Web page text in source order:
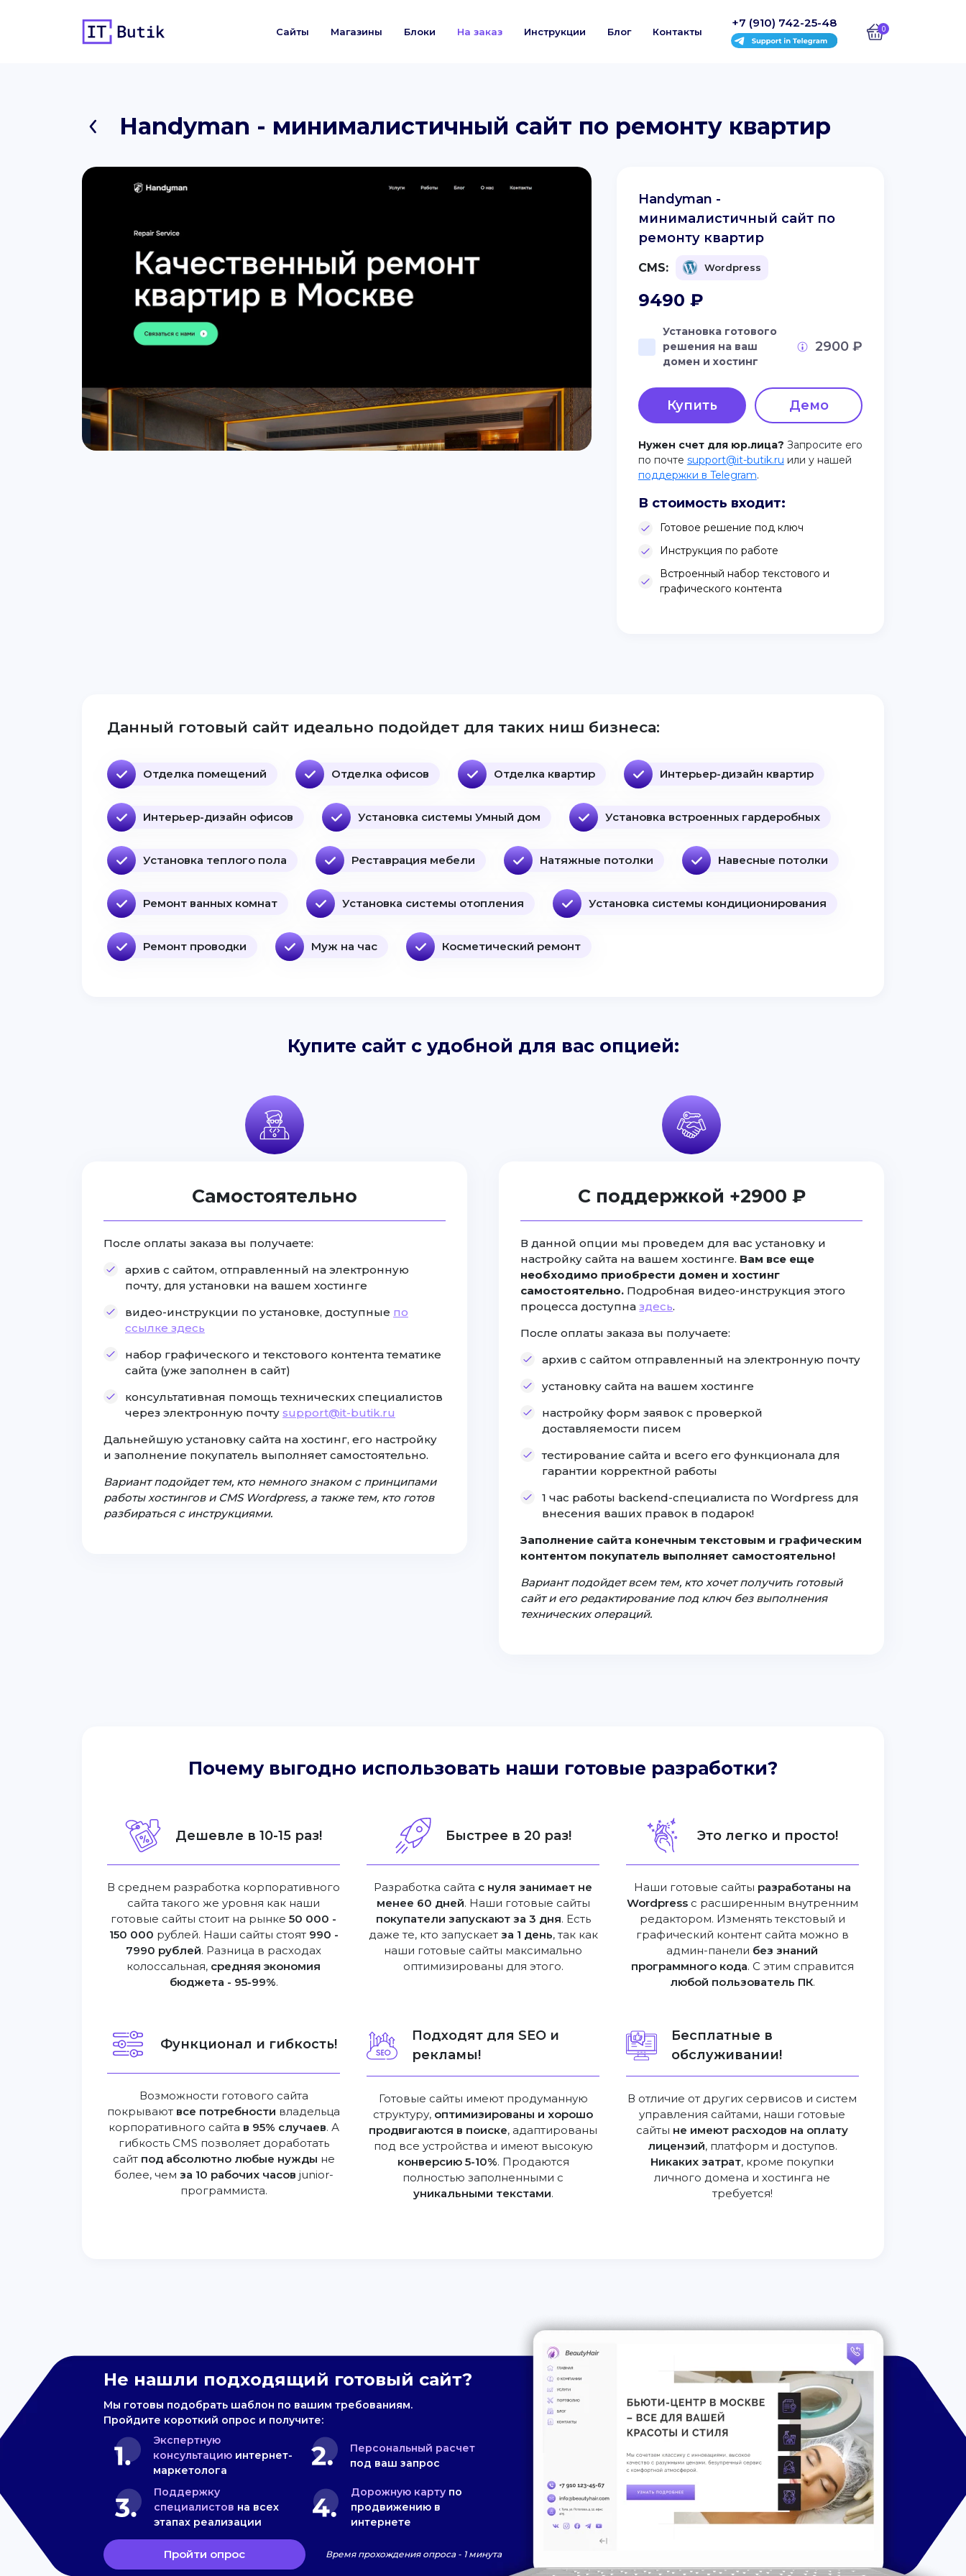
Сайты Магазины Блоки На заказ Инструкции Блог Контакты
+7 (910) 742-25-48 0
Handyman - минималистичный сайт по ремонту квартир
Handyman -
минималистичный сайт по
ремонту квартир
CMS: Wordpress
9490 ₽
Установка готового
решения на ваш
домен и хостинг
2900 ₽
Купить Демо
Нужен счет для юр.лица? Запросите его
по почте support@it-butik.ru или у нашей
поддержки в Telegram.
В стоимость входит:
Готовое решение под ключ
Инструкция по работе
Встроенный набор текстового и
графического контента
Данный готовый сайт идеально подойдет для таких ниш бизнеса:
Отделка помещений Отделка офисов Отделка квартир Интерьер-дизайн квартир
Интерьер-дизайн офисов Установка системы Умный дом Установка встроенных гардеробных
Установка теплого пола Реставрация мебели Натяжные потолки Навесные потолки
Ремонт ванных комнат Установка системы отопления Установка системы кондиционирования
Ремонт проводки Муж на час Косметический ремонт
Купите сайт с удобной для вас опцией:
Самостоятельно
После оплаты заказа вы получаете:
архив с сайтом, отправленный на электронную
почту, для установки на вашем хостинге
видео-инструкции по установке, доступные по
ссылке здесь
набор графического и текстового контента тематике
сайта (уже заполнен в сайт)
консультативная помощь технических специалистов
через электронную почту support@it-butik.ru
Дальнейшую установку сайта на хостинг, его настройку
и заполнение покупатель выполняет самостоятельно.
Вариант подойдет тем, кто немного знаком с принципами
работы хостингов и CMS Wordpress, а также тем, кто готов
разбираться с инструкциями.
С поддержкой +2900 ₽
В данной опции мы проведем для вас установку и
настройку сайта на вашем хостинге. Вам все еще
необходимо приобрести домен и хостинг
самостоятельно. Подробная видео-инструкция этого
процесса доступназдесь.
После оплаты заказа вы получаете:
архив с сайтом отправленный на электронную почту
установку сайта на вашем хостинге
настройку форм заявок с проверкой
доставляемости писем
тестирование сайта и всего его функционала для
гарантии корректной работы
1 час работы backend-специалиста по Wordpress для
внесения ваших правок в подарок!
Заполнение сайта конечным текстовым и графическим
контентом покупатель выполняет самостоятельно!
Вариант подойдет всем тем, кто хочет получить готовый
сайт и его редактирование под ключ без выполнения
технических операций.
Почему выгодно использовать наши готовые разработки?
Дешевле в 10-15 раз!
В среднем разработка корпоративного
сайта такого же уровня как наши
готовые сайты стоит на рынке50 000 -
150 000 рублей. Наши сайты стоят 990 -
7990 рублей. Разница в расходах
колоссальная, средняя экономия
бюджета - 95-99%.
Быстрее в 20 раз!
Разработка сайта с нуля занимает не
менее 60 дней. Наши готовые сайты
покупатели запускают за 3 дня. Есть
даже те, кто запускает за 1 день, так как
наши готовые сайты максимально
оптимизированы для этого.
Это легко и просто!
Наши готовые сайты разработаны на
Wordpressс расширенным внутренним
редактором. Изменять текстовый и
графический контент сайта можно в
админ-панели без знаний
программного кода. С этим справится
любой пользователь ПК.
Функционал и гибкость!
Возможности готового сайта
покрывают все потребности владельца
корпоративного сайта в 95% случаев. А
гибкость CMS позволяет доработать
сайт под абсолютно любые нужды не
более, чем за 10 рабочих часов junior-
программиста.
Подходят для SEO и
рекламы!
Готовые сайты имеют продуманную
структуру, оптимизированы и хорошо
продвигаются в поиске, адаптированы
под все устройства и имеют высокую
конверсию 5-10%. Продаются
полностью заполненными с
уникальными текстами.
Бесплатные в
обслуживании!
В отличие от других сервисов и систем
управления сайтами, наши готовые
сайты не имеют расходов на оплату
лицензий, платформ и доступов.
Никаких затрат, кроме покупки
личного домена и хостинга не
требуется!
Не нашли подходящий готовый сайт?
Мы готовы подобрать шаблон по вашим требованиям.
Пройдите короткий опрос и получите:
Экспертную
консультацию интернет-
маркетолога
Персональный расчет
под ваш запрос
Поддержку
специалистов на всех
этапах реализации
Дорожную карту по
продвижению в
интернете
Пройти опрос Время прохождения опроса - 1 минута